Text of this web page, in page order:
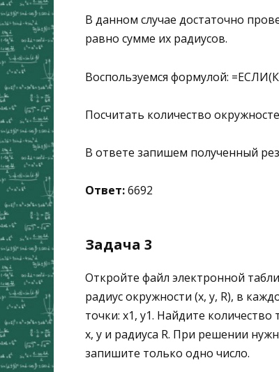
В данном случае достаточно
равно сумме их радиусов.
Воспользуемся формулой:
Посчитать количество
В ответе запишем полученный
Ответ:6692
Задача 3
Откройте файл электронной
радиус окружности (x, y, R), в
точки: x1, y1. Найдите
x, y и радиуса R. При решении
запишите только одно число.